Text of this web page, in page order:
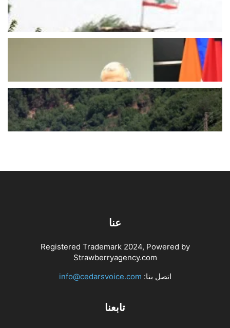
والسلطة تخلّت عن مسؤولياتها
اخبار محلية أغسطس 7, 2026
أميركا لإسرائيل: حزب الله لم يرتكب
خرقاً… لا تردوا
اخبار محلية أغسطس 7, 2026
عنا
Registered Trademark 2024, Powered by
Strawberryagency.com
اتصل بنا: info@cedarsvoice.com
تابعنا